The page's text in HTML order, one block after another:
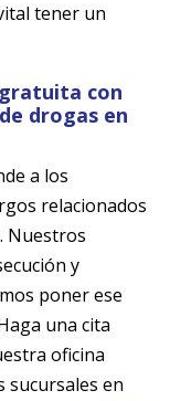
tener un
con
drogas en
a los
relacionados
Nuestros
y
poner ese
una cita
oficina
sucursales en